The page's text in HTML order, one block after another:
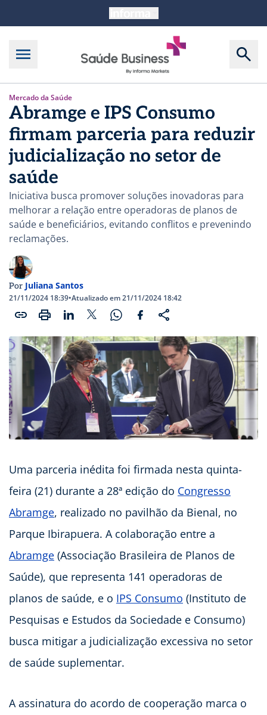
Mercado da Saúde
Abramge e IPS Consumo
firmam parceria para reduzir
judicialização no setor de
saúde
Iniciativa busca promover soluções inovadoras para
melhorar a relação entre operadoras de planos de
saúde e beneficiários, evitando conflitos e prevenindo
reclamações.
Por Juliana Santos
21/11/2024 18:39•Atualizado em 21/11/2024 18:42
Uma parceria inédita foi firmada nesta quinta-
feira (21) durante a 28ª edição do Congresso
Abramge, realizado no pavilhão da Bienal, no
Parque Ibirapuera. A colaboração entre a
Abramge (Associação Brasileira de Planos de
Saúde), que representa 141 operadoras de
planos de saúde, e o IPS Consumo (Instituto de
Pesquisas e Estudos da Sociedade e Consumo)
busca mitigar a judicialização excessiva no setor
de saúde suplementar.
A assinatura do acordo de cooperação marca o